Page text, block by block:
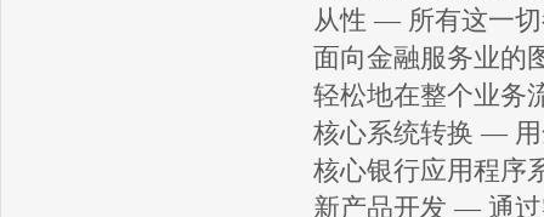
从性 — 所有这一
面向金融服务业的
轻松地在整个业务
核心系统转换 — 用
核心银行应用程序
新产品开发 — 通